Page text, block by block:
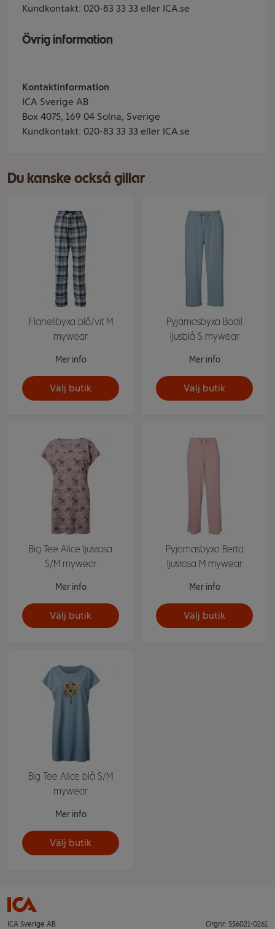
Kundkontakt: 020-83 33 33 eller ICA.se
Övrig information
Kontaktinformation
ICA Sverige AB
Box 4075, 169 04 Solna, Sverige
Kundkontakt: 020-83 33 33 eller ICA.se
Du kanske också gillar
Flanellbyxa blå/vit M
mywear
Mer info
Välj butik
Pyjamasbyxa Bodil
ljusblå S mywear
Mer info
Välj butik
Big Tee Alice ljusrosa
S/M mywear
Mer info
Välj butik
Pyjamasbyxa Berta
ljusrosa M mywear
Mer info
Välj butik
Big Tee Alice blå S/M
mywear
Mer info
Välj butik
ICA Sverige AB Orgnr: 556021-0261